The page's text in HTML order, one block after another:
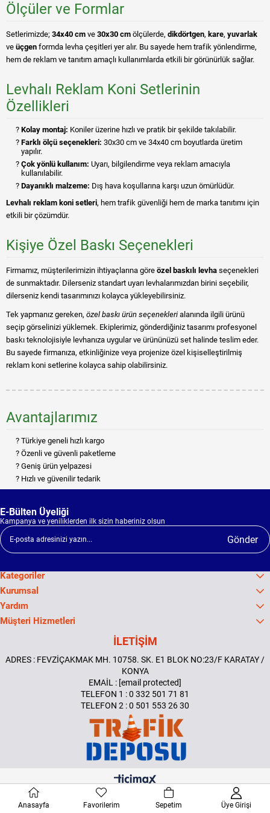
Ölçüler ve Formlar
Setlerimizde; 34x40 cm ve 30x30 cm ölçülerde, dikdörtgen, kare, yuvarlak
ve üçgen formda levha çeşitleri yer alır. Bu sayede hem trafik yönlendirme,
hem de reklam ve tanıtım amaçlı kullanımlarda etkili bir görünürlük sağlar.
Levhalı Reklam Koni Setlerinin
Özellikleri
Kolay montaj: Koniler üzerine hızlı ve pratik bir şekilde takılabilir.
Farklı ölçü seçenekleri: 30x30 cm ve 34x40 cm boyutlarda üretim
yapılır.
Çok yönlü kullanım: Uyarı, bilgilendirme veya reklam amacıyla
kullanılabilir.
Dayanıklı malzeme: Dış hava koşullarına karşı uzun ömürlüdür.
Levhalı reklam koni setleri, hem trafik güvenliği hem de marka tanıtımı için
etkili bir çözümdür.
Kişiye Özel Baskı Seçenekleri
Firmamız, müşterilerimizin ihtiyaçlarına göre özel baskılı levha seçenekleri
de sunmaktadır. Dilerseniz standart uyarı levhalarımızdan birini seçebilir,
dilerseniz kendi tasarımınızı kolayca yükleyebilirsiniz.
Tek yapmanız gereken, özel baskı ürün seçenekleri alanında ilgili ürünü
seçip görselinizi yüklemek. Ekiplerimiz, gönderdiğiniz tasarımı profesyonel
baskı teknolojisiyle levhanıza uygular ve ürününüzü set halinde teslim eder.
Bu sayede firmanıza, etkinliğinize veya projenize özel kişiselleştirilmiş
reklam koni setlerine kolayca sahip olabilirsiniz.
Avantajlarımız
Türkiye geneli hızlı kargo
Özenli ve güvenli paketleme
Geniş ürün yelpazesi
Hızlı ve güvenilir tedarik
E-Bülten Üyeliği
Kampanya ve yeniliklerden ilk sizin haberiniz olsun
Gönder
Kategoriler
Kurumsal
Yardım
Müşteri Hizmetleri
İLETİŞİM
ADRES : FEVZİÇAKMAK MH. 10758. SK. E1 BLOK NO:23/F KARATAY /
KONYA
EMAİL : [email protected]
TELEFON 1 : 0 332 501 71 81
TELEFON 2 : 0 501 553 26 30
Anasayfa Favorilerim Sepetim Üye Girişi